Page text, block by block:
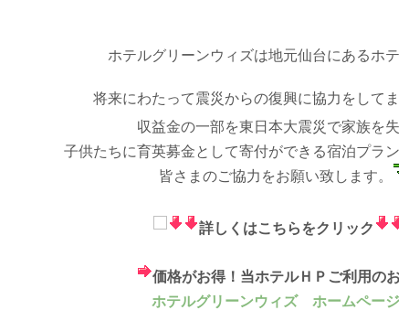
ホテルグリーンウィズは地元仙台にあるホテ
将来にわたって震災からの復興に協力をしてま
収益金の一部を東日本大震災で家族を失
子供たちに育英募金として寄付ができる宿泊プラン
皆さまのご協力をお願い致します。
詳しくはこちらをクリック
価格がお得！当ホテルＨＰご利用のお
ホテルグリーンウィズ ホームページ